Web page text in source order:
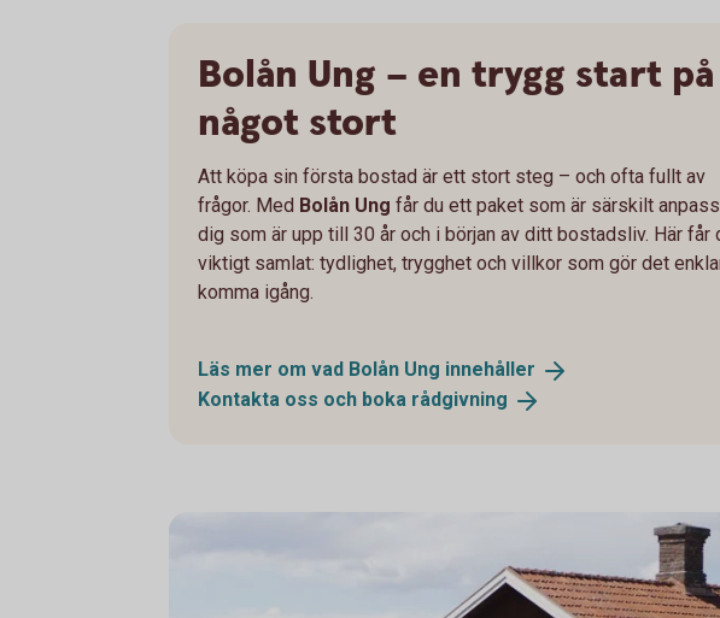
Bolån Ung – en trygg start på
något stort
Att köpa sin första bostad är ett stort steg – och ofta fullt av
frågor. Med Bolån Ung får du ett paket som är särskilt
dig som är upp till 30 år och i början av ditt bostadsliv. Här får
viktigt samlat: tydlighet, trygghet och villkor som gör det
komma igång.
Läs mer om vad Bolån Ung innehåller
Kontakta oss och boka rådgivning